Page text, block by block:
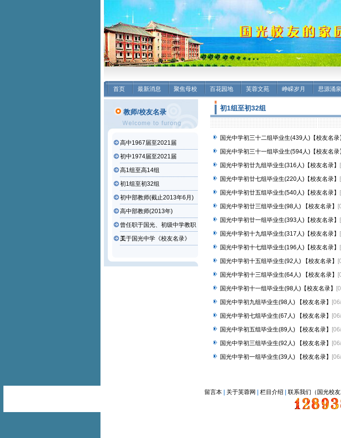
首页 最新消息 聚焦母校 百花园地 芙蓉文苑 峥嵘岁月 思源涌泉
教师/校友名录
高中1967届至2021届
初中1974届至2021届
高1组至高14组
初1组至初32组
初中部教师(截止2013年6月)
高中部教师(2013年)
曾任职于国光、初级中学教职
工
关于国光中学《校友名录》
初1组至初32组
国光中学初三十二组毕业生(439人)【校友名录
国光中学初三十一组毕业生(594人)【校友名录
国光中学初廿九组毕业生(316人)【校友名录】
国光中学初廿七组毕业生(220人)【校友名录】
国光中学初廿五组毕业生(540人)【校友名录】
国光中学初廿三组毕业生(98人) 【校友名录】
国光中学初廿一组毕业生(393人)【校友名录】
国光中学初十九组毕业生(317人)【校友名录】
国光中学初十七组毕业生(196人)【校友名录】
国光中学初十五组毕业生(92人) 【校友名录】
国光中学初十三组毕业生(64人) 【校友名录】
国光中学初十一组毕业生(98人)【校友名录】
国光中学初九组毕业生(98人) 【校友名录】
国光中学初七组毕业生(67人) 【校友名录】
国光中学初五组毕业生(89人) 【校友名录】
国光中学初三组毕业生(92人) 【校友名录】
国光中学初一组毕业生(39人) 【校友名录】
留言本 关于芙蓉网 |栏目介绍 |联系我们（国光校友